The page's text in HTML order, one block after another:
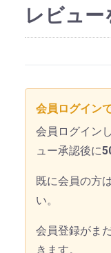
レビュー
会員ログイン
会員ログイン
ュー承認後に
既に会員の方
い。
会員登録がま
きます。